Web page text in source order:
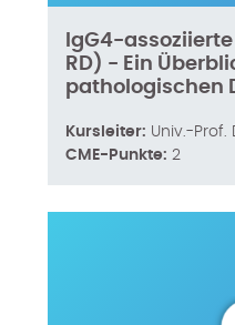
IgG4-
RD) - Ein
pathologischen
Kursleiter: Univ.-Prof.
CME-Punkte: 2